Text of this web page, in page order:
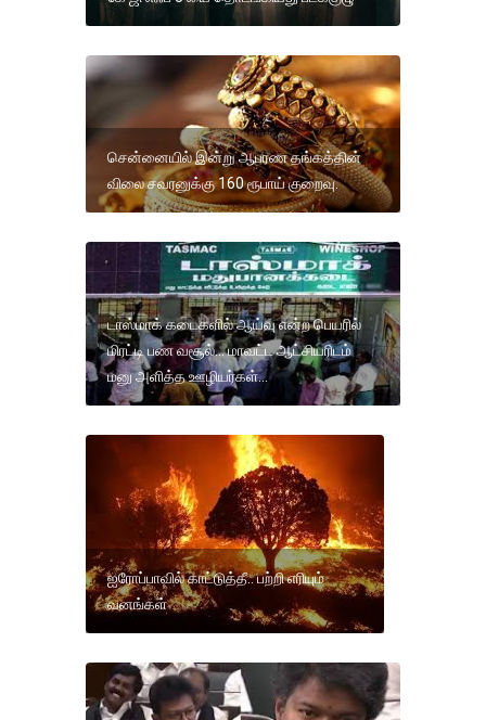
சென்னையில் இன்று ஆபரண தங்கத்தின்
விலை சவரனுக்கு 160 ரூபாய் குறைவு.
டாஸ்மாக் கடைகளில் ஆய்வு என்ற பெயரில்
மிரட்டி பண வசூல்... மாவட்ட ஆட்சியரிடம்
மனு அளித்த ஊழியர்கள்...
ஐரோப்பாவில் காட்டுத்தீ.. பற்றி எரியும்
வனங்கள்